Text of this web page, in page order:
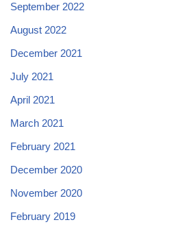
September 2022
August 2022
December 2021
July 2021
April 2021
March 2021
February 2021
December 2020
November 2020
February 2019